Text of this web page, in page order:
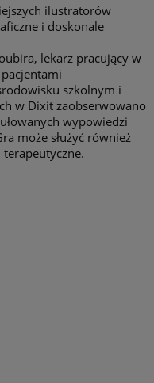
ilustratorów
i doskonale
lekarz pracujący w
szkolnym i
w Dixit zaobserwowano
wypowiedzi
może służyć również